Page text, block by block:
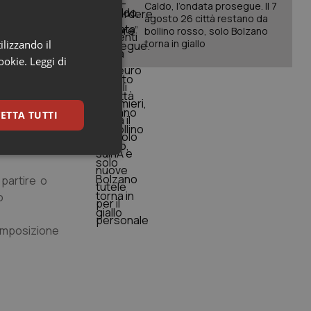
del
ha
annuo
partire o
Caldo, l’ondata prosegue. Il 7
agosto 26 città restano da
bollino rosso, solo Bolzano
torna in giallo
il
Leggi di
TUTTI